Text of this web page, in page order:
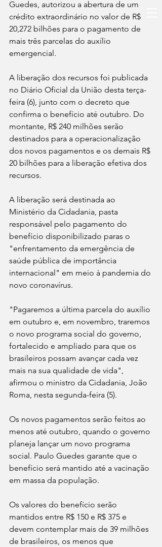
Guedes, autorizou a abertura de um
crédito extraordinário no valor de R$
20,272 bilhões para o pagamento de
mais três parcelas do auxílio
emergencial.
A liberação dos recursos foi publicada
no Diário Oficial da União desta terça-
feira (6), junto com o decreto que
confirma o benefício até outubro. Do
montante, R$ 240 milhões serão
destinados para a operacionalização
dos novos pagamentos e os demais R$
20 bilhões para a liberação efetiva dos
recursos.
A liberação será destinada ao
Ministério da Cidadania, pasta
responsável pelo pagamento do
benefício disponibilizado paras o
"enfrentamento da emergência de
saúde pública de importância
internacional" em meio à pandemia do
novo coronavírus.
"Pagaremos a última parcela do auxílio
em outubro e, em novembro, traremos
o novo programa social do governo,
fortalecido e ampliado para que os
brasileiros possam avançar cada vez
mais na sua qualidade de vida",
afirmou o ministro da Cidadania, João
Roma, nesta segunda-feira (5).
Os novos pagamentos serão feitos ao
menos até outubro, quando o governo
planeja lançar um novo programa
social. Paulo Guedes garante que o
benefício será mantido até a vacinação
em massa da população.
Os valores do benefício serão
mantidos entre R$ 150 e R$ 375 e
devem contemplar mais de 39 milhões
de brasileiros, os menos que